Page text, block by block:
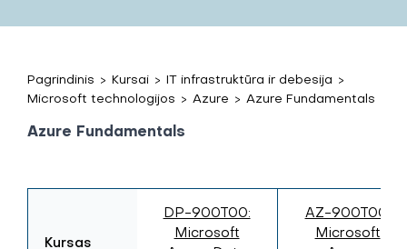
Pagrindinis > Kursai > IT infrastruktūra ir debesija >
Microsoft technologijos > Azure > Azure Fundamentals
Azure Fundamentals
Kursas
DP-900T00:
Microsoft
AZ-900T00:
Microsoft